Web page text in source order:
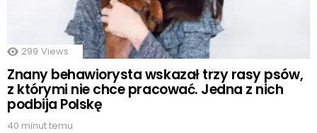
299 Views
Znany behawiorysta wskazał trzy rasy psów,
z którymi nie chce pracować. Jedna z nich
podbija Polskę
40 minut temu